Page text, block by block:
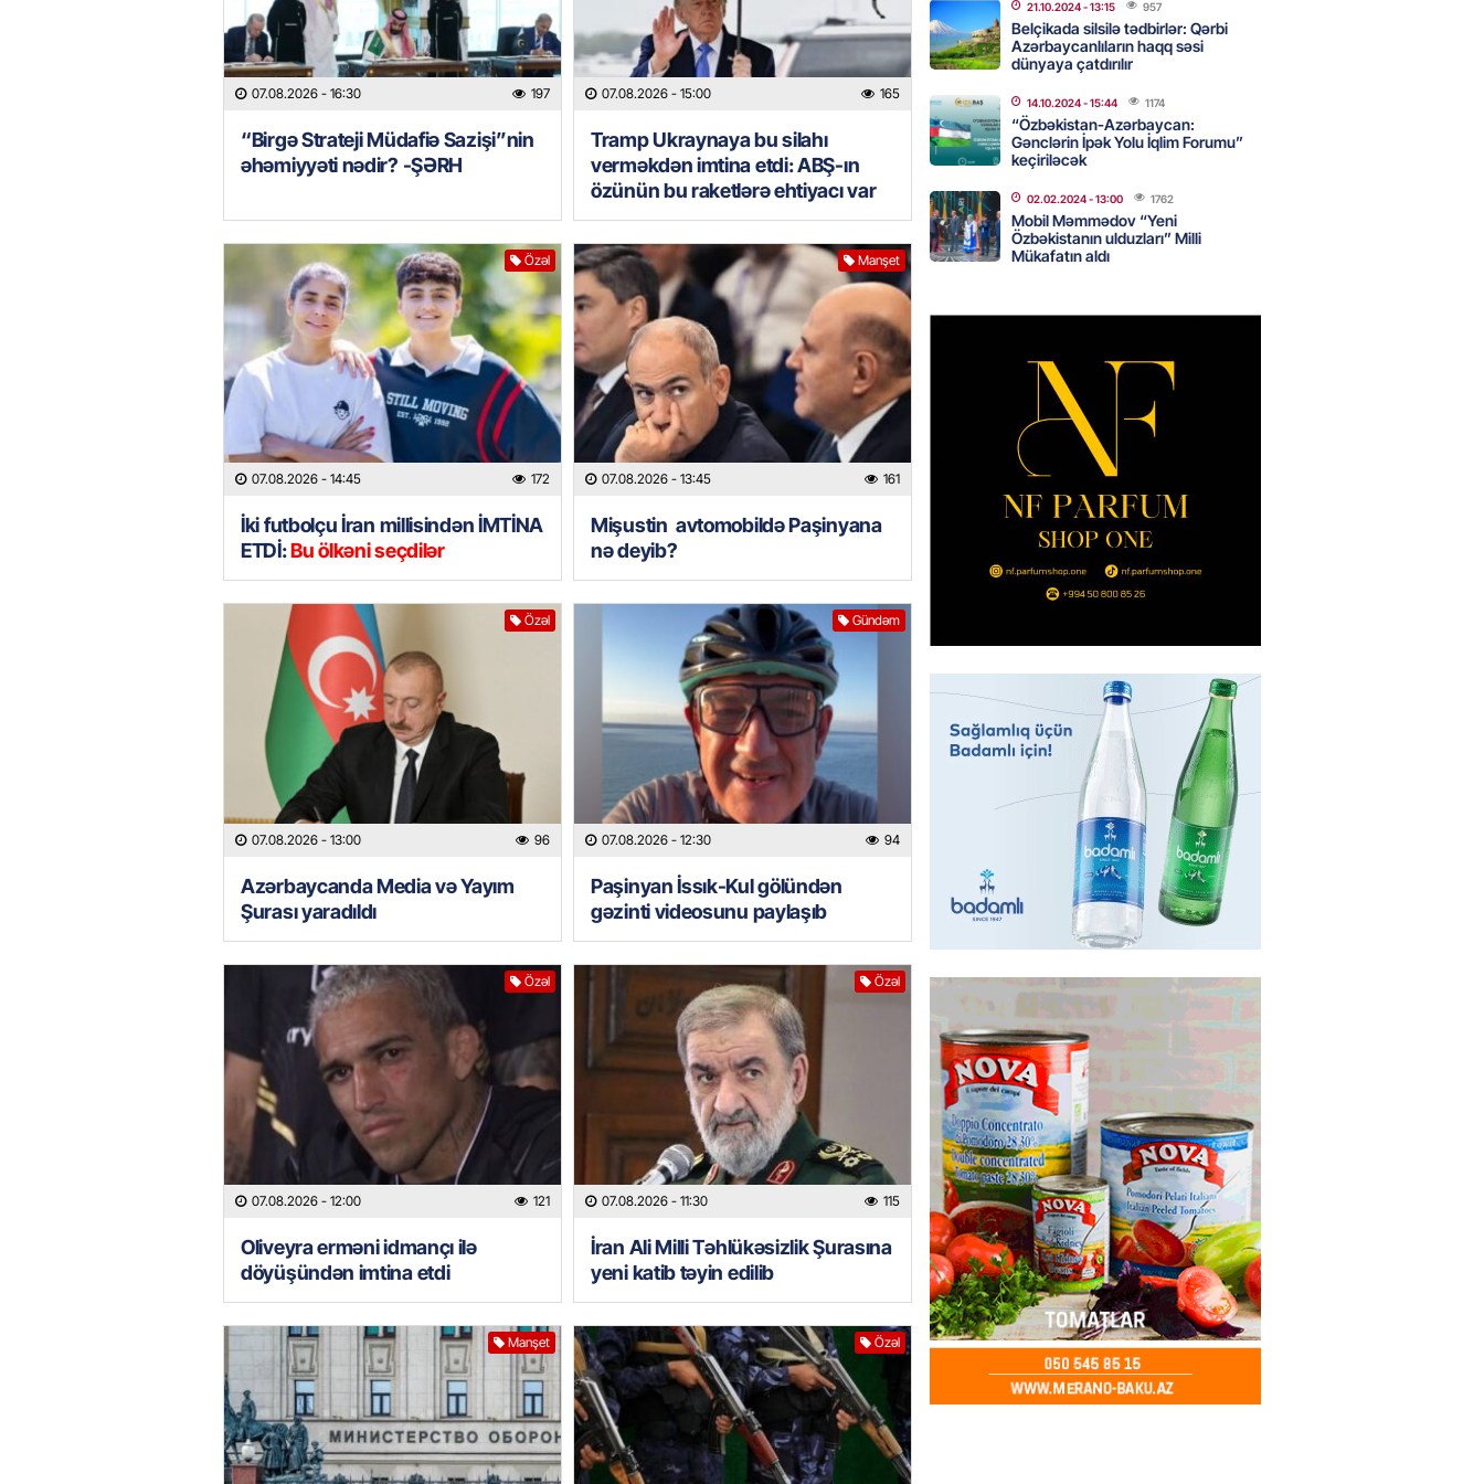
07.08.2026 - 16:30 197
“Birgə Strateji Müdafiə Sazişi”nin
əhəmiyyəti nədir? -ŞƏRH
07.08.2026 - 15:00 165
Tramp Ukraynaya bu silahı
verməkdən imtina etdi: ABŞ-ın
özünün bu raketlərə ehtiyacı var
Özəl
07.08.2026 - 14:45 172
İki futbolçu İran millisindən İMTİNA
ETDİ:Bu ölkəni seçdilər
Manşet
07.08.2026 - 13:45 161
Mişustin avtomobildə Paşinyana
nə deyib?
Özəl
07.08.2026 - 13:00 96
Azərbaycanda Media və Yayım
Şurası yaradıldı
Gündəm
07.08.2026 - 12:30 94
Paşinyan İssık-Kul gölündən
gəzinti videosunu paylaşıb
Özəl
07.08.2026 - 12:00 121
Oliveyra erməni idmançı ilə
döyüşündən imtina etdi
Özəl
07.08.2026 - 11:30 115
İran Ali Milli Təhlükəsizlik Şurasına
yeni katib təyin edilib
Manşet Özəl
MANŞET
AAYDA-nın tərəzi məntəqələrindən
şikayət -156 ya yaşıl, vətəndaşa qırmızı
işıq?
07.08.2026- 18:00 188
GÜNDƏM
Hərbi xidmətə görə rüşvət alan vəzifəli
şəxslərin məhkəməsi BAŞLAYIR
Ad günü şənliyində yaralanan rus
general öldü – VİDEO
- 17:30
95 yaşlı qadının milyonluq mirası ilə
bağlı qalmaqal: 546 min manatı 20
günə xərclədilər
07.08.2026- 17:15
07.08.2026 297
GÜNDƏM
Ülviyyə İlyasova fəhləyə borclu qalıb?
07.08.2026- 16:45 296
“Birgə Strateji Müdafiə Sazişi”nin
əhəmiyyəti nədir? -ŞƏRH
Albaniya klubuna keçən Kamil
“Liverpul”da oynamaq istəyir
07.08.2026- 16:15 268
HADISƏ
Tovuzda qadın qətlə yetirildi – Şübhəli
qardaşı oğludur
07.08.2026- 16:00 253
GÜNDƏM
Türkiyədə 37,6 milyon, Rusiyada 16,7
milyon – Azərbaycanlıların yemək
xərcləri
07.08.2026- 15:45
21.10.2024- 13:15 957
Belçikada silsilə tədbirlər: Qərbi
Azərbaycanlıların haqq səsi
dünyaya çatdırılır
14.10.2024- 15:44 1174
“Özbəkistan-Azərbaycan:
Gənclərin İpək Yolu İqlim Forumu”
keçiriləcək
02.02.2024- 13:00 1762
Mobil Məmmədov “Yeni
Özbəkistanın ulduzları” Milli
Mükafatın aldı